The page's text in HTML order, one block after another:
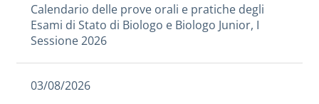
Calendario delle prove orali e pratiche degli
Esami di Stato di Biologo e Biologo Junior, I
Sessione 2026
03/08/2026